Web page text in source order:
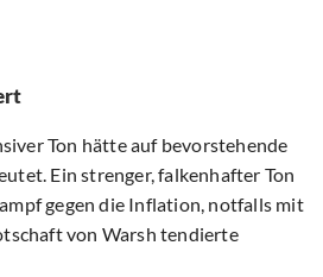
Ton hätte auf bevorstehende
Ein strenger, falkenhafter Ton
gegen die Inflation, notfalls mit
von Warsh tendierte